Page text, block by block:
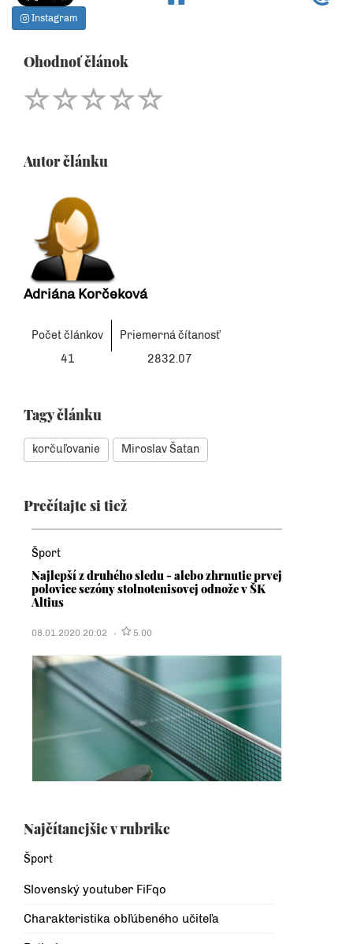
Instagram
Ohodnoť článok
Autor článku
Adriána Korčeková
Počet článkov
Priemerná čítanosť
41
2832.07
Tagy článku
korčuľovanie Miroslav Šatan
Prečítajte si tiež
Šport
Najlepší z druhého sledu - alebo zhrnutie prvej
polovice sezóny stolnotenisovej odnože v ŠK
Altius
08.01.2020 20:02 5.00
Najčítanejšie v rubrike
Šport
Slovenský youtuber FiFqo
Charakteristika obľúbeného učiteľa